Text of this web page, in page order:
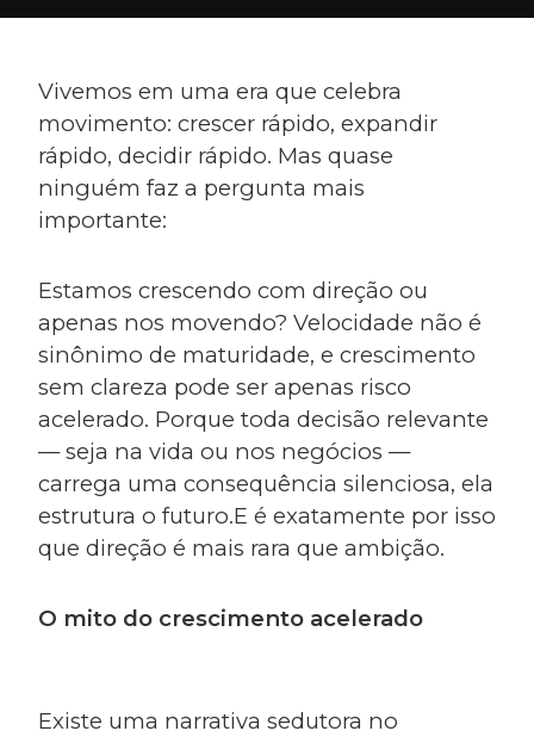
Vivemos em uma era que celebra
movimento: crescer rápido, expandir
rápido, decidir rápido. Mas quase
ninguém faz a pergunta mais
importante:
Estamos crescendo com direção ou
apenas nos movendo? Velocidade não é
sinônimo de maturidade, e crescimento
sem clareza pode ser apenas risco
acelerado. Porque toda decisão relevante
— seja na vida ou nos negócios —
carrega uma consequência silenciosa, ela
estrutura o futuro.E é exatamente por isso
que direção é mais rara que ambição.
O mito do crescimento acelerado
Existe uma narrativa sedutora no